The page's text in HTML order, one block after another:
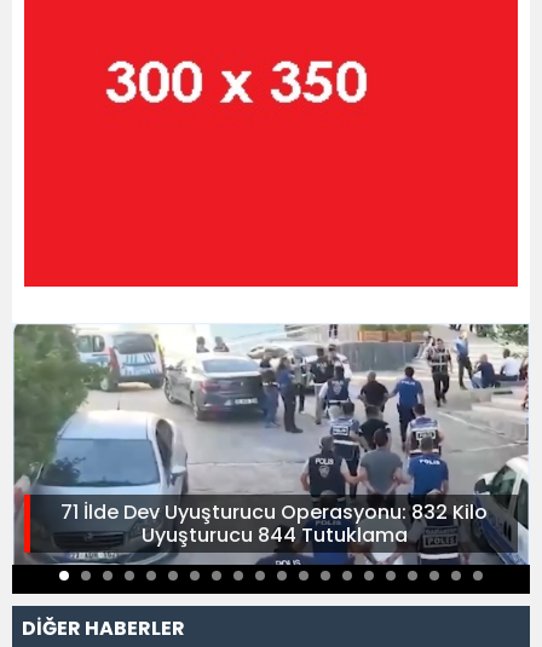
71 İlde Dev Uyuşturucu Operasyonu: 832 Kilo
Uyuşturucu 844 Tutuklama
DİĞER HABERLER